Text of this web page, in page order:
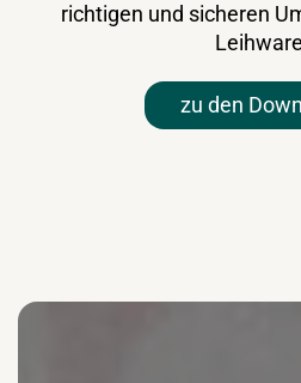
richtigen und sicheren
zu den